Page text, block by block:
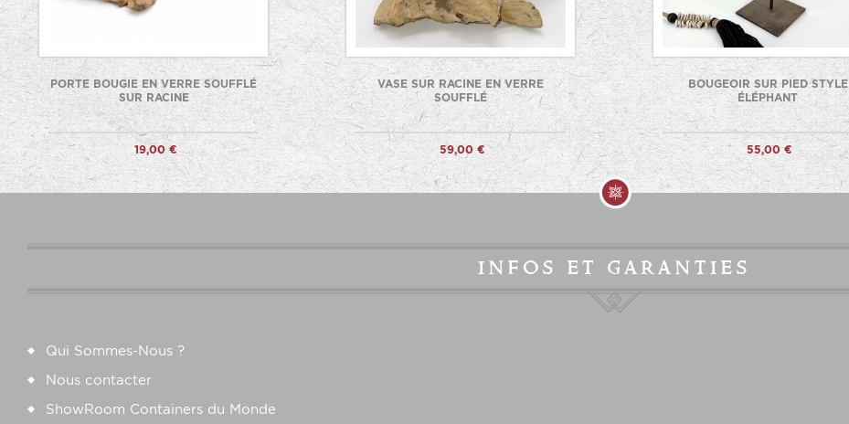
PORTE BOUGIE EN VERRE SOUFFLÉ
SUR RACINE
19,00 €
VASE SUR RACINE EN VERRE
SOUFFLÉ
59,00 €
BOUGEOIR SUR PIED STYLE
ÉLÉPHANT
55,00 €
infos et garanties
Qui Sommes-Nous ?
Nous contacter
ShowRoom Containers du Monde